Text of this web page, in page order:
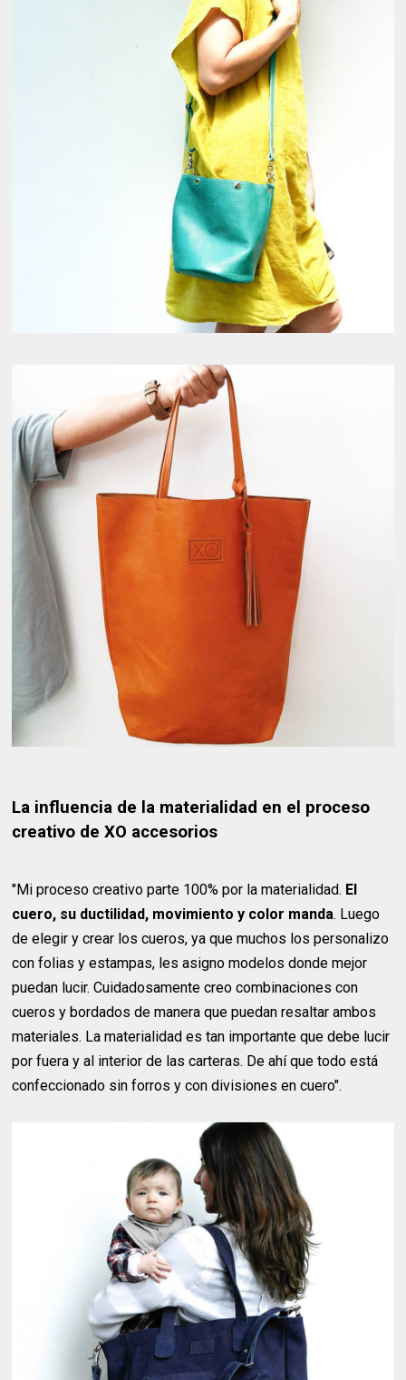
La influencia de la materialidad en el proceso
creativo de XO accesorios
"Mi proceso creativo parte 100% por la materialidad. El
cuero, su ductilidad, movimiento y color manda. Luego
de elegir y crear los cueros, ya que muchos los personalizo
con folias y estampas, les asigno modelos donde mejor
puedan lucir. Cuidadosamente creo combinaciones con
cueros y bordados de manera que puedan resaltar ambos
materiales. La materialidad es tan importante que debe lucir
por fuera y al interior de las carteras. De ahí que todo está
confeccionado sin forros y con divisiones en cuero".